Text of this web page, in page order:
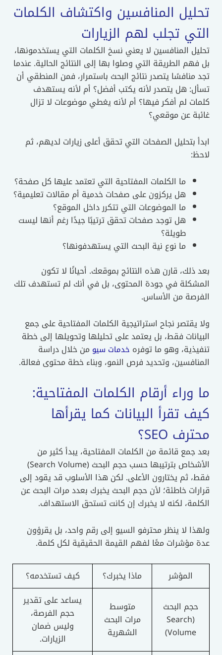
تحليل المنافسين واكتشاف الكلمات
التي تجلب لهم الزيارات
تحليل المنافسين لا يعني نسخ الكلمات التي يستخدمونها،
بل فهم الطريقة التي وصلوا بها إلى النتائج الحالية. عندما
تجد منافسًا يتصدر نتائج البحث باستمرار، فمن المنطقي أن
تسأل: هل يتصدر لأنه يكتب أفضل؟ أم لأنه يستهدف
كلمات لم أفكر فيها؟ أم لأنه يغطي موضوعات لا تزال
غائبة عن موقعي؟
ابدأ بتحليل الصفحات التي تحقق أعلى زيارات لديهم، ثم
لاحظ:
ما الكلمات المفتاحية التي تعتمد عليها كل صفحة؟
هل يركزون على صفحات خدمية أم مقالات تعليمية؟
ما الموضوعات التي تتكرر داخل الموقع؟
هل توجد صفحات تحقق ترتيبًا جيدًا رغم أنها ليست
طويلة؟
ما نوع نية البحث التي يستهدفونها؟
بعد ذلك، قارن هذه النتائج بموقعك. أحيانًا لا تكون
المشكلة في جودة المحتوى، بل في أنك لم تستهدف تلك
الفرصة من الأساس.
ولا يقتصر نجاح استراتيجية الكلمات المفتاحية على جمع
البيانات فقط، بل يعتمد على تحليلها وتحويلها إلى خطة
تنفيذية، وهو ما توفره خدمات سيو من خلال دراسة
المنافسين، وتحديد فرص النمو، وبناء خطة محتوى فعالة.
ما وراء أرقام الكلمات المفتاحية:
كيف تقرأ البيانات كما يقرأها
محترف SEO؟
بعد جمع قائمة من الكلمات المفتاحية، يبدأ كثير من
الأشخاص بترتيبها حسب حجم البحث (Search Volume)
فقط، ثم يختارون الأعلى. لكن هذا الأسلوب قد يقود إلى
قرارات خاطئة؛ لأن حجم البحث يخبرك بعدد مرات البحث عن
الكلمة، لكنه لا يخبرك إن كانت تستحق الاستهداف.
ولهذا لا ينظر محترفو السيو إلى رقم واحد، بل يقرؤون
عدة مؤشرات معًا لفهم القيمة الحقيقية لكل كلمة.
المؤشر ماذا يخبرك؟
كيف تستخدمه؟
حجم البحث
(Search
Volume)
متوسط
مرات البحث
الشهرية
يساعد على تقدير
حجم الفرصة،
وليس ضمان
الزيارات.